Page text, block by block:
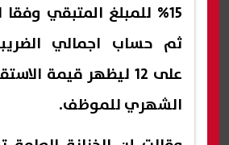
ثم حساب اجمالي
على 12 ليظهر قيمة
الشهري للموظف.